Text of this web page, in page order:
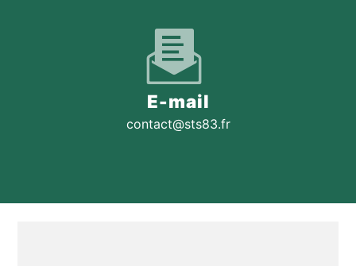
E-mail
contact@sts83.fr